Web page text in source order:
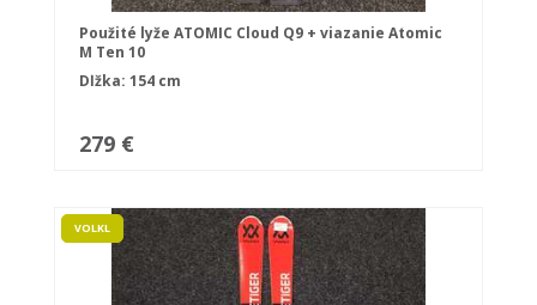
Použité lyže ATOMIC Cloud Q9 + viazanie Atomic
M Ten 10
Dĺžka: 154 cm
279 €
VOLKL